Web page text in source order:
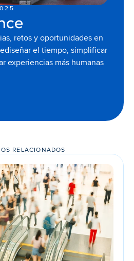
retos y oportunidades en
el tiempo, simplificar
experiencias más humanas
RELACIONADOS